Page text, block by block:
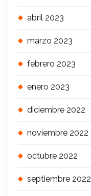
abril 2023
marzo 2023
febrero 2023
enero 2023
diciembre 2022
noviembre 2022
octubre 2022
septiembre 2022